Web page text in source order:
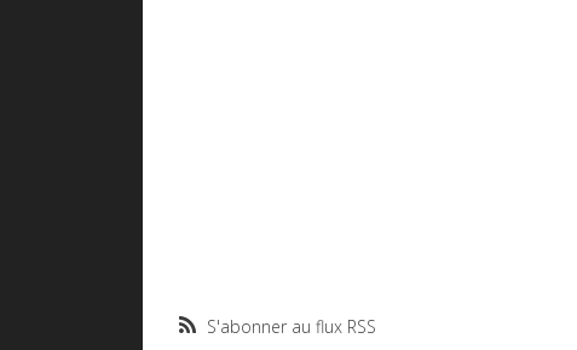
S'abonner au flux RSS